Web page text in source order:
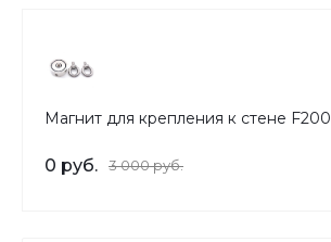
Магнит для крепления к стене F200
0 руб. 3 000 руб.